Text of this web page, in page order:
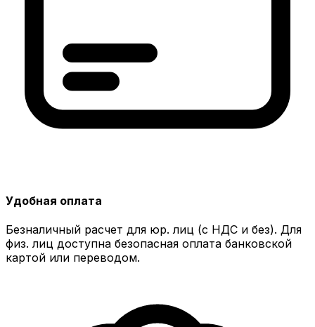
Удобная оплата
Безналичный расчет для юр. лиц (с НДС и без). Для
физ. лиц доступна безопасная оплата банковской
картой или переводом.